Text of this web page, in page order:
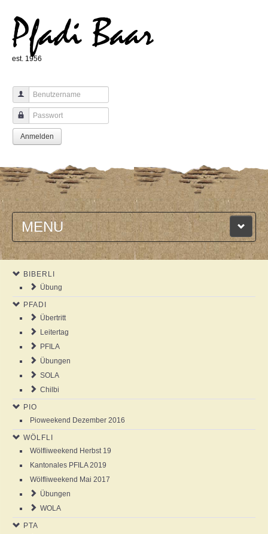
Pfadi Baar
est. 1956
Benutzername
Passwort
Anmelden
MENU
HOME
NEWS
AGENDA
ABOUT US
ANSCHLAG
GALLERY
BIBERLI
Übung
PFADI
Übertritt
Leitertag
PFILA
Übungen
SOLA
Chilbi
PIO
Pioweekend Dezember 2016
WÖLFLI
Wölfliweekend Herbst 19
Kantonales PFILA 2019
Wölfliweekend Mai 2017
Übungen
WOLA
PTA